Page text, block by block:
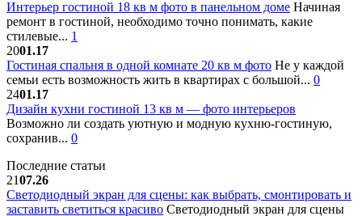
Интерьер гостиной 18 кв м фото в панельном доме Начиная
ремонт в гостиной, необходимо точно понимать, какие
стилевые... 1
2001.17
Гостиная спальня в одной комнате 20 кв м фото Не у каждой
семьи есть возможность жить в квартирах с большой... 0
2401.17
Дизайн кухни гостиной 13 кв м — фото интерьеров
Возможно ли создать уютную и модную кухню-гостиную,
сохранив... 0
Последние статьи
2107.26
Светодиодный экран для сцены: как выбрать, смонтировать и
заставить светиться красиво Светодиодный экран для сцены